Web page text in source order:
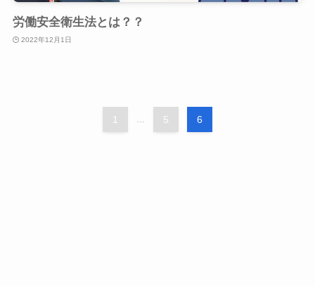
労働安全衛生法とは？？
2022年12月1日
1 5 6